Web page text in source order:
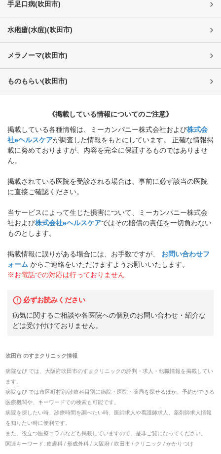
手足口病(吹田市)
水疱瘡(水痘)(吹田市)
メラノーマ(吹田市)
ものもらい(吹田市)
《掲載している情報についてのご注意》
掲載している各種情報は、ミーカンパニー株式会社および株式会
社eヘルスケアが調査した情報をもとにしています。 正確な情報掲
載に努めておりますが、内容を完全に保証するものではありませ
ん。
掲載されている医院を受診される場合は、事前に必ず該当の医院
に直接ご確認ください。
当サービスによって生じた損害について、ミーカンパニー株式会
社および株式会社eヘルスケアではその賠償の責任を一切負わない
ものとします。
掲載情報に誤りがある場合には、お手数ですが、
お問い合わせフ
ォーム からご連絡をいただけますようお願いいたします。
※お電話での対応は行っておりません
必ずお読みください
病気に関するご相談や各医院への個別のお問い合わせ・紹介な
どは受け付けておりません。
吹田市のすまクリニック情報
病院なび では、 大阪府吹田市のすまクリニックの評判・求人・転職情報を掲載してい
ます。
病院なび では市区町村別/診療科目別に病院・医院・薬局を探せるほか、予約ができる
医療機関や、キーワードでの検索も可能です。
病院を探したい時、診療時間を調べたい時、医師求人や看護師求人、薬剤師求人情報
を知りたい時に便利です。
また、役立つ医療コラムなども掲載していますので、是非ご覧になってください。
関連キーワード: 皮膚科 / 形成外科 / 大阪府 / 吹田市 / クリニック / かかりつけ